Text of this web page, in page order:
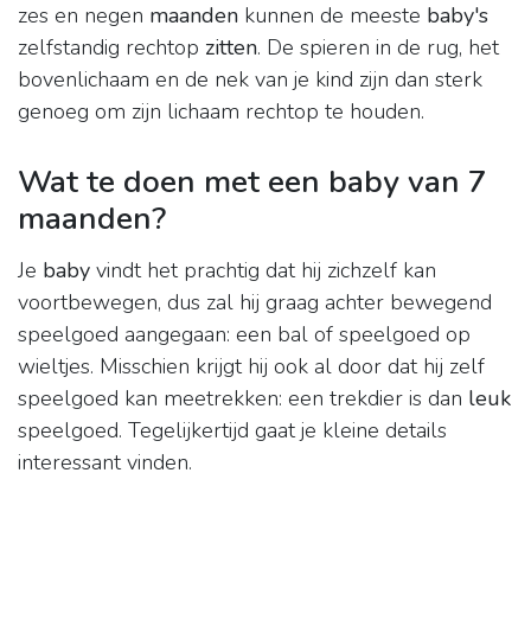
zes en negen maanden kunnen de meeste baby's
zelfstandig rechtop zitten. De spieren in de rug, het
bovenlichaam en de nek van je kind zijn dan sterk
genoeg om zijn lichaam rechtop te houden.
Wat te doen met een baby van 7
maanden?
Je baby vindt het prachtig dat hij zichzelf kan
voortbewegen, dus zal hij graag achter bewegend
speelgoed aangegaan: een bal of speelgoed op
wieltjes. Misschien krijgt hij ook al door dat hij zelf
speelgoed kan meetrekken: een trekdier is dan leuk
speelgoed. Tegelijkertijd gaat je kleine details
interessant vinden.